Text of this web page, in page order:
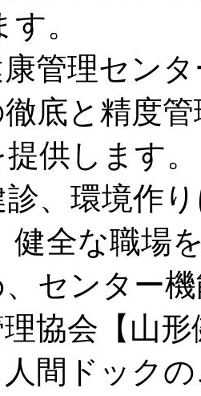
。
管理セン
底と精度
供します
、環境作
健全な職場
センター
協会【山
間ドック